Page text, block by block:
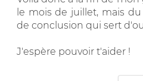
le mois de juillet, mais
de conclusion qui sert
J'espère pouvoir t'aider !